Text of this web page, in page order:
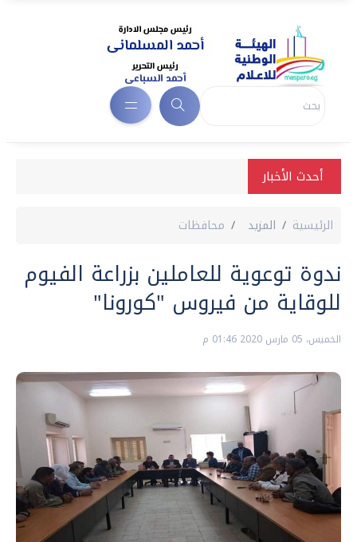
أحدث الأخبار
الرئيسية المزيد محافظات
ندوة توعوية للعاملين بزراعة الفيوم
للوقاية من فيروس "كورونا"
الخميس، 05 مارس 2020 01:46 م